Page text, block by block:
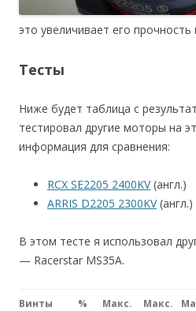
это увеличивает его прочность
Тесты
Ниже будет таблица с
тестировал другие моторы на
информация для сравнения:
RCX SE2205 2400KV(англ.)
ARRIS D2205 2300KV(англ.)
В этом тесте я использовал
— Racerstar MS35A.
Винты %
Макс.
Макс.